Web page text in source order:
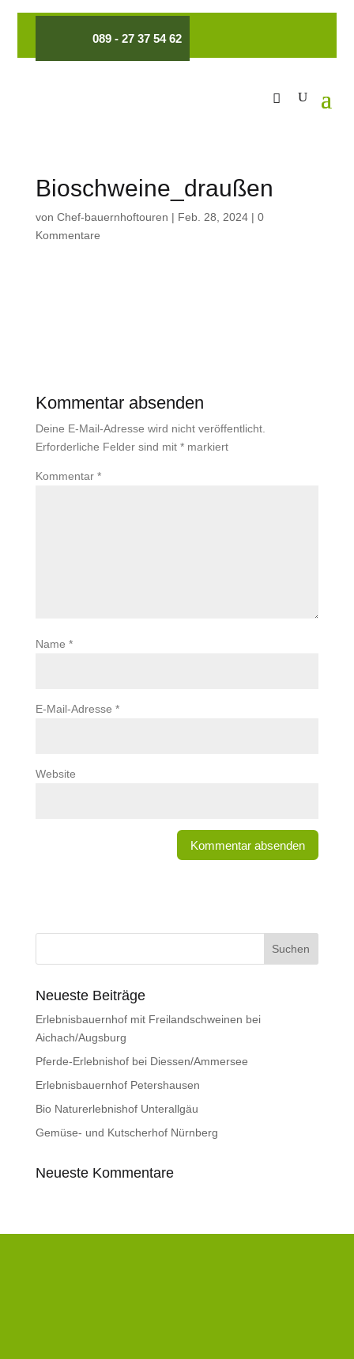
089 - 27 37 54 62
Bioschweine_draußen
von Chef-bauernhoftouren | Feb. 28, 2024| 0
Kommentare
Kommentar absenden
Deine E-Mail-Adresse wird nicht veröffentlicht.
Erforderliche Felder sind mit *markiert
Kommentar *
Name *
E-Mail-Adresse *
Website
Neueste Beiträge
Erlebnisbauernhof mit Freilandschweinen bei
Aichach/Augsburg
Pferde-Erlebnishof bei Diessen/Ammersee
Erlebnisbauernhof Petershausen
Bio Naturerlebnishof Unterallgäu
Gemüse- und Kutscherhof Nürnberg
Neueste Kommentare